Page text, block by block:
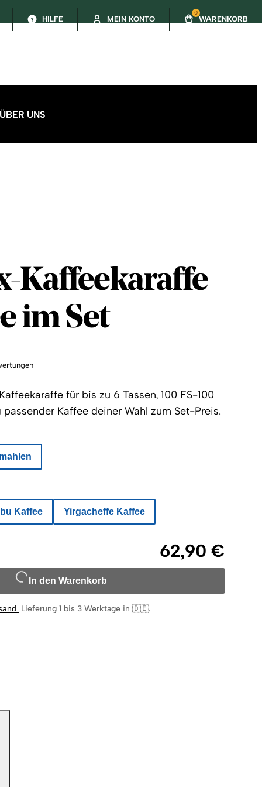
HILFE MEIN KONTO
0
WARENKORB
ÜBER UNS
Kaffee Yirgacheffe Kaffee
Kaffeekaraffe
im Set
für bis zu 6 Tassen, 100 FS-100
Kaffee deiner Wahl zum Set-Preis.
62,90 €
In den Warenkorb
Lieferung 1 bis 3 Werktage in 🇩🇪.